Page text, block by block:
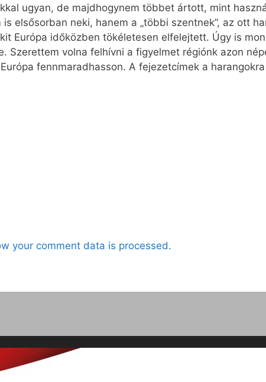
ugyan, de majdhogynem többet ártott, mint
elsősorban neki, hanem a „többi szentnek”, az ott
Európa időközben tökéletesen elfelejtett. Úgy is
Szerettem volna felhívni a figyelmet régiónk azon
fennmaradhasson. A fejezetcímek a
your comment data is processed.